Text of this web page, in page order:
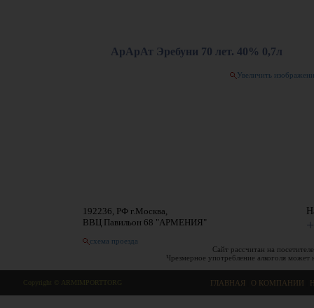
АрАрАт Эребуни 70 лет. 40% 0,7л
Увеличить
192236, РФ г.Москва,
ВВЦ Павильон 68 "АРМЕНИЯ"
схема проезда
Сайт рассчитан на
Чрезмерное употребление алкоголя
Copyright © ARMIMPORTTORG ГЛАВНАЯ О КОМПАНИИ